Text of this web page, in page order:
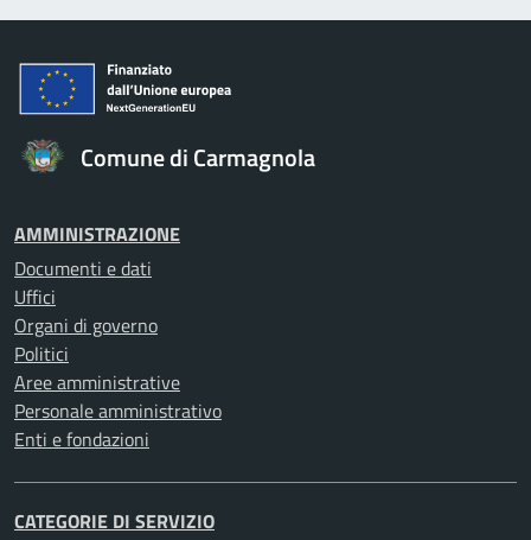
Comune di Carmagnola
AMMINISTRAZIONE
Documenti e dati
Uffici
Organi di governo
Politici
Aree amministrative
Personale amministrativo
Enti e fondazioni
CATEGORIE DI SERVIZIO